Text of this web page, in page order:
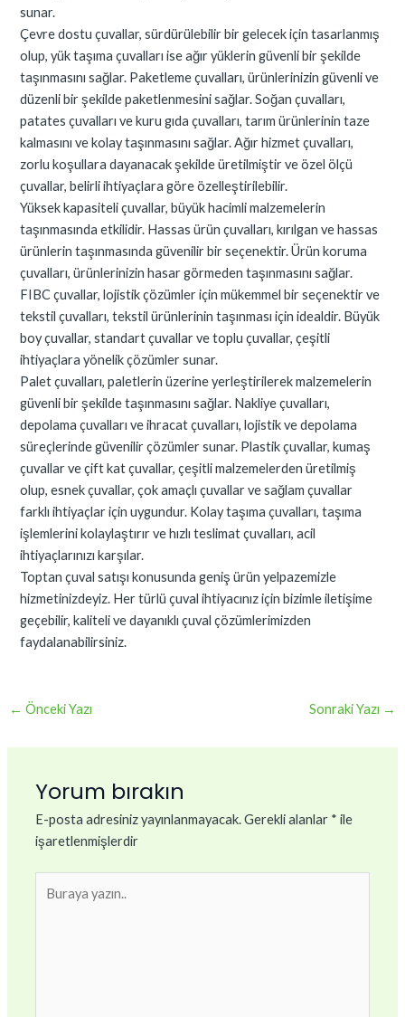
sunar.
Çevre dostu çuvallar, sürdürülebilir bir gelecek için tasarlanmış
olup, yük taşıma çuvalları ise ağır yüklerin güvenli bir şekilde
taşınmasını sağlar. Paketleme çuvalları, ürünlerinizin güvenli ve
düzenli bir şekilde paketlenmesini sağlar. Soğan çuvalları,
patates çuvalları ve kuru gıda çuvalları, tarım ürünlerinin taze
kalmasını ve kolay taşınmasını sağlar. Ağır hizmet çuvalları,
zorlu koşullara dayanacak şekilde üretilmiştir ve özel ölçü
çuvallar, belirli ihtiyaçlara göre özelleştirilebilir.
Yüksek kapasiteli çuvallar, büyük hacimli malzemelerin
taşınmasında etkilidir. Hassas ürün çuvalları, kırılgan ve hassas
ürünlerin taşınmasında güvenilir bir seçenektir. Ürün koruma
çuvalları, ürünlerinizin hasar görmeden taşınmasını sağlar.
FIBC çuvallar, lojistik çözümler için mükemmel bir seçenektir ve
tekstil çuvalları, tekstil ürünlerinin taşınması için idealdir. Büyük
boy çuvallar, standart çuvallar ve toplu çuvallar, çeşitli
ihtiyaçlara yönelik çözümler sunar.
Palet çuvalları, paletlerin üzerine yerleştirilerek malzemelerin
güvenli bir şekilde taşınmasını sağlar. Nakliye çuvalları,
depolama çuvalları ve ihracat çuvalları, lojistik ve depolama
süreçlerinde güvenilir çözümler sunar. Plastik çuvallar, kumaş
çuvallar ve çift kat çuvallar, çeşitli malzemelerden üretilmiş
olup, esnek çuvallar, çok amaçlı çuvallar ve sağlam çuvallar
farklı ihtiyaçlar için uygundur. Kolay taşıma çuvalları, taşıma
işlemlerini kolaylaştırır ve hızlı teslimat çuvalları, acil
ihtiyaçlarınızı karşılar.
Toptan çuval satışı konusunda geniş ürün yelpazemizle
hizmetinizdeyiz. Her türlü çuval ihtiyacınız için bizimle iletişime
geçebilir, kaliteli ve dayanıklı çuval çözümlerimizden
faydalanabilirsiniz.
← Önceki Yazı Sonraki Yazı →
Yorum bırakın
E-posta adresiniz yayınlanmayacak.Gerekli alanlar * ile
işaretlenmişlerdir
yazın..